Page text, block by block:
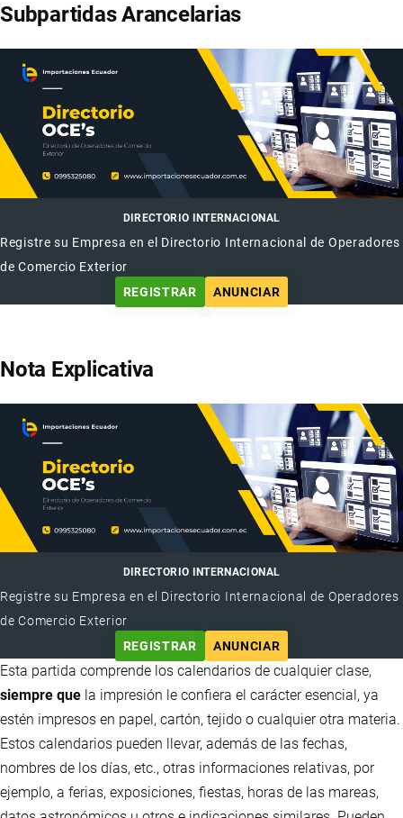
Subpartidas Arancelarias
DIRECTORIO INTERNACIONAL
Registre su Empresa en el Directorio Internacional de Operadores
de Comercio Exterior
REGISTRAR
ANUNCIAR
Nota Explicativa
DIRECTORIO INTERNACIONAL
Registre su Empresa en el Directorio Internacional de Operadores
de Comercio Exterior
REGISTRAR
ANUNCIAR
Esta partida comprende los calendarios de cualquier clase,
siempre que la impresión le confiera el carácter esencial, ya
estén impresos en papel, cartón, tejido o cualquier otra materia.
Estos calendarios pueden llevar, además de las fechas,
nombres de los días, etc., otras informaciones relativas, por
ejemplo, a ferias, exposiciones, fiestas, horas de las mareas,